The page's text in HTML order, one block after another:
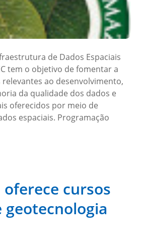
de Dados Espaciais
tem o objetivo de fomentar a
ao desenvolvimento,
da qualidade dos dados e
oferecidos por meio de
espaciais. Programação
oferece cursos
geotecnologia